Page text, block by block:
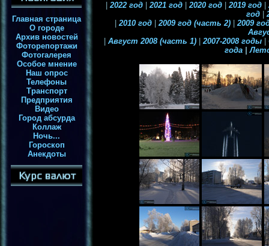
Главная страница
О городе
Архив новостей
Фоторепортажи
Фотогалерея
Особое мнение
Наш опрос
Телефоны
Транспорт
Предприятия
Видео
Город абсурда
Коллаж
Ночь...
Гороскоп
Анекдоты
2022 год 2021 год 2020 год 2019 год
год
2010 год 2009 год (часть 2)
2009
Август 2008 (часть 1) 2007-2008 годы
года